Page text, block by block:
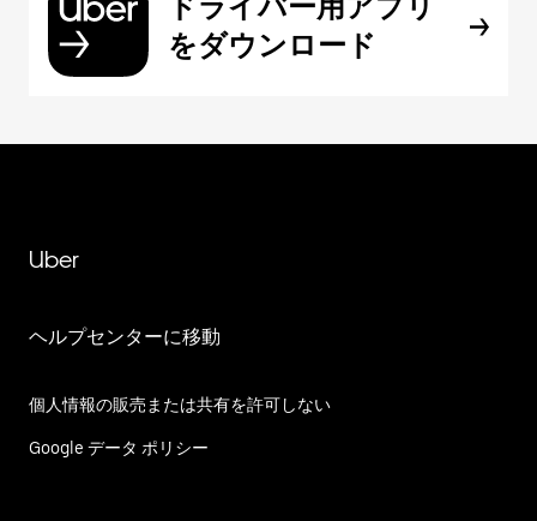
をダウンロード
Uber
ヘルプセンターに移動
個人情報の販売または共有を許可しない
Google データ ポリシー